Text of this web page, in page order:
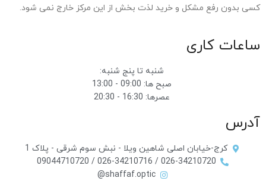
کسی بدون رفع مشکل و خرید لذت بخش از این مرکز خارج نمی شود.
ساعات کاری
شنبه تا پنج شنبه:
صبح ها: 09:00 - 13:00
عصرها: 16:30 - 20:30
آدرس
کرج-خیابان اصلی شاهین ویلا - نبش سوم شرقی - پلاک 1
026-34210720 / 026-34210716 / 09044710720
shaffaf.optic@